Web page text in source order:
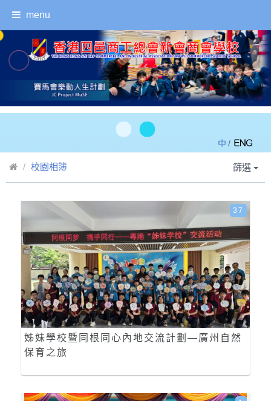
menu
/
校園相簿 篩選
姊妹學校暨同根同心內地交流計劃—廣州自然
保育之旅
37